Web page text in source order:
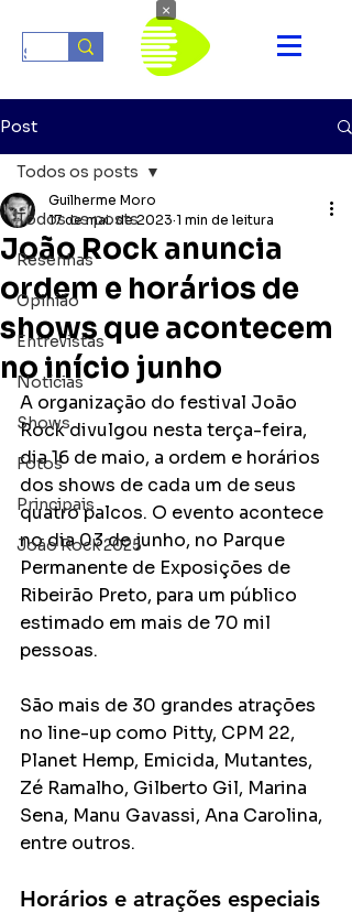
Post
Todos os posts
Resenhas
Opinião
Entrevistas
Notícias
Shows
Fotos
Principais
João Rock 2025
Todos os posts
João Rock anuncia
ordem e horários de
shows que acontecem
no início junho
Guilherme Moro
17 de mai. de 2023 1 min de leitura
A organização do festival João
Rock divulgou nesta terça-feira,
dia 16 de maio, a ordem e horários
dos shows de cada um de seus
quatro palcos. O evento acontece
no dia 03 de junho, no Parque
Permanente de Exposições de
Ribeirão Preto, para um público
estimado em mais de 70 mil
pessoas.
São mais de 30 grandes atrações
no line-up como Pitty, CPM 22,
Planet Hemp, Emicida, Mutantes,
Zé Ramalho, Gilberto Gil, Marina
Sena, Manu Gavassi, Ana Carolina,
entre outros.
Horários e atrações especiais
×